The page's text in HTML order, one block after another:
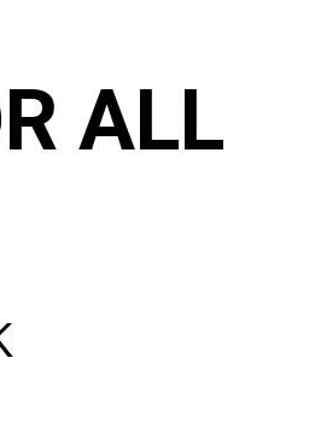
ALL